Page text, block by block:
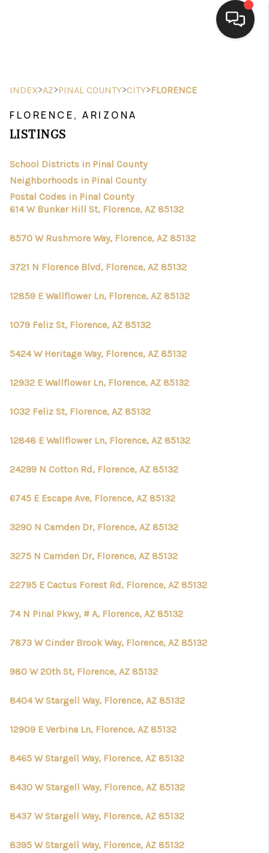
SEARCH LISTINGS
FINANCING
HOME VALUE
CAREERS
REVIEWS
CONNECT
CHANDLER
TOP AREAS
BLOG
INDEX>AZ>PINAL COUNTY>CITY>FLORENCE
FLORENCE, ARIZONA
LISTINGS
School Districts in Pinal County
Neighborhoods in Pinal County
Postal Codes in Pinal County
614 W Bunker Hill St, Florence, AZ 85132
8570 W Rushmore Way, Florence, AZ 85132
3721 N Florence Blvd, Florence, AZ 85132
12859 E Wallflower Ln, Florence, AZ 85132
1079 Feliz St, Florence, AZ 85132
5424 W Heritage Way, Florence, AZ 85132
12932 E Wallflower Ln, Florence, AZ 85132
1032 Feliz St, Florence, AZ 85132
12848 E Wallflower Ln, Florence, AZ 85132
24299 N Cotton Rd, Florence, AZ 85132
6745 E Escape Ave, Florence, AZ 85132
3290 N Camden Dr, Florence, AZ 85132
3275 N Camden Dr, Florence, AZ 85132
22795 E Cactus Forest Rd, Florence, AZ 85132
74 N Pinal Pkwy, # A, Florence, AZ 85132
7873 W Cinder Brook Way, Florence, AZ 85132
980 W 20th St, Florence, AZ 85132
8404 W Stargell Way, Florence, AZ 85132
12909 E Verbina Ln, Florence, AZ 85132
8465 W Stargell Way, Florence, AZ 85132
8430 W Stargell Way, Florence, AZ 85132
8437 W Stargell Way, Florence, AZ 85132
8395 W Stargell Way, Florence, AZ 85132